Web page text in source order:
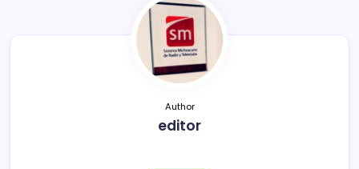
tir
Author
editor